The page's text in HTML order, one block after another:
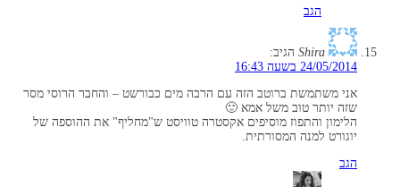
הגב
Shira הגיב:
24/05/2014 בשעה 16:43
אני משתמשת ברוטב הזה עם הרבה מים כבורשט – והחבר הרוסי מסר
שזה יותר טוב משל אמא 🙂
הלימון והתפוז מוסיפים אקסטרה טוויסט ש"מחליף" את ההוספה של
יוגורט למנה המסורתית.
הגב